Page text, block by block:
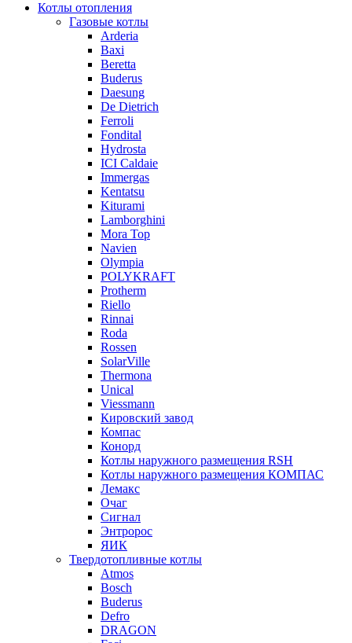
Котлы отопления
Газовые котлы
Arderia
Baxi
Beretta
Buderus
Daesung
De Dietrich
Ferroli
Fondital
Hydrosta
ICI Caldaie
Immergas
Kentatsu
Kiturami
Lamborghini
Mora Top
Navien
Olympia
POLYKRAFT
Protherm
Riello
Rinnai
Roda
Rossen
SolarVille
Thermona
Unical
Viessmann
Кировский завод
Компас
Конорд
Котлы наружного размещения RSH
Котлы наружного размещения КОМПАС
Лемакс
Очаг
Сигнал
Энтророс
ЯИК
Твердотопливные котлы
Atmos
Bosch
Buderus
Defro
DRAGON